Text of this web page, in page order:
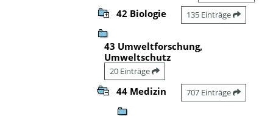
42 Biologie 135 Einträge
43 Umweltforschung,
Umweltschutz
20 Einträge
44 Medizin 707 Einträge